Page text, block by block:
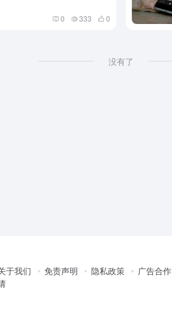
0 333 0
没有了
于我们 免责声明 隐私政策 广告合作